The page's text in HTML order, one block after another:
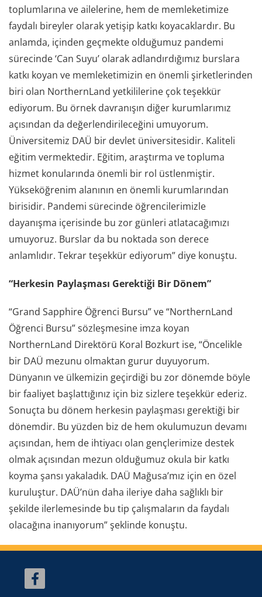
toplumlarına ve ailelerine, hem de memleketimize
faydalı bireyler olarak yetişip katkı koyacaklardır. Bu
anlamda, içinden geçmekte olduğumuz pandemi
sürecinde ‘Can Suyu’ olarak adlandırdığımız burslara
katkı koyan ve memleketimizin en önemli şirketlerinden
biri olan NorthernLand yetkililerine çok teşekkür
ediyorum. Bu örnek davranışın diğer kurumlarımız
açısından da değerlendirileceğini umuyorum.
Üniversitemiz DAÜ bir devlet üniversitesidir. Kaliteli
eğitim vermektedir. Eğitim, araştırma ve topluma
hizmet konularında önemli bir rol üstlenmiştir.
Yükseköğrenim alanının en önemli kurumlarından
birisidir. Pandemi sürecinde öğrencilerimizle
dayanışma içerisinde bu zor günleri atlatacağımızı
umuyoruz. Burslar da bu noktada son derece
anlamlıdır. Tekrar teşekkür ediyorum” diye konuştu.
“Herkesin Paylaşması Gerektiği Bir Dönem”
“Grand Sapphire Öğrenci Bursu” ve “NorthernLand
Öğrenci Bursu” sözleşmesine imza koyan
NorthernLand Direktörü Koral Bozkurt ise, “Öncelikle
bir DAÜ mezunu olmaktan gurur duyuyorum.
Dünyanın ve ülkemizin geçirdiği bu zor dönemde böyle
bir faaliyet başlattığınız için biz sizlere teşekkür ederiz.
Sonuçta bu dönem herkesin paylaşması gerektiği bir
dönemdir. Bu yüzden biz de hem okulumuzun devamı
açısından, hem de ihtiyacı olan gençlerimize destek
olmak açısından mezun olduğumuz okula bir katkı
koyma şansı yakaladık. DAÜ Mağusa’mız için en özel
kuruluştur. DAÜ’nün daha ileriye daha sağlıklı bir
şekilde ilerlemesinde bu tip çalışmaların da faydalı
olacağına inanıyorum” şeklinde konuştu.